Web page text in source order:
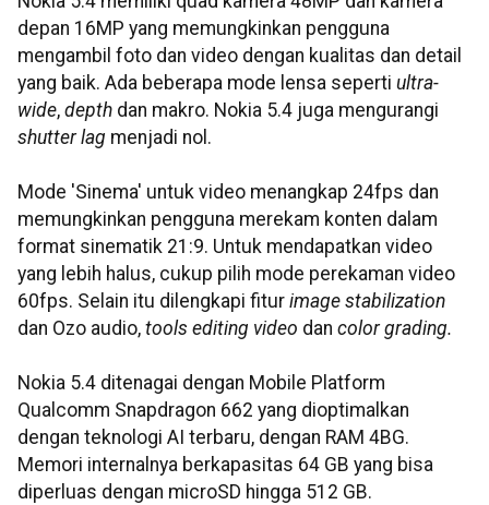
depan 16MP yang memungkinkan pengguna
mengambil foto dan video dengan kualitas dan detail
yang baik. Ada beberapa mode lensa seperti ultra-
wide, depth dan makro. Nokia 5.4 juga mengurangi
shutter lag menjadi nol.
Mode 'Sinema' untuk video menangkap 24fps dan
memungkinkan pengguna merekam konten dalam
format sinematik 21:9. Untuk mendapatkan video
yang lebih halus, cukup pilih mode perekaman video
60fps. Selain itu dilengkapi fitur image stabilization
dan Ozo audio, tools editing video dan color grading.
Nokia 5.4 ditenagai dengan Mobile Platform
Qualcomm Snapdragon 662 yang dioptimalkan
dengan teknologi AI terbaru, dengan RAM 4BG.
Memori internalnya berkapasitas 64 GB yang bisa
diperluas dengan microSD hingga 512 GB.